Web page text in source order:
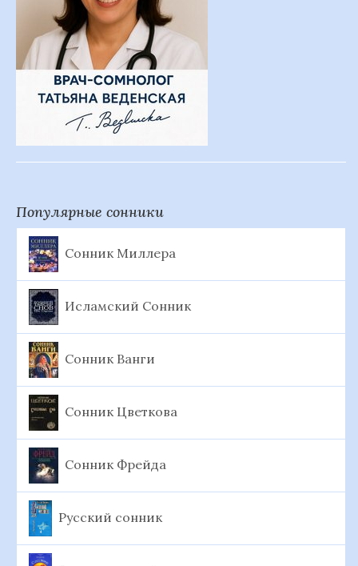
Популярные сонники
Сонник Миллера
Исламский Сонник
Сонник Ванги
Сонник Цветкова
Сонник Фрейда
Русский сонник